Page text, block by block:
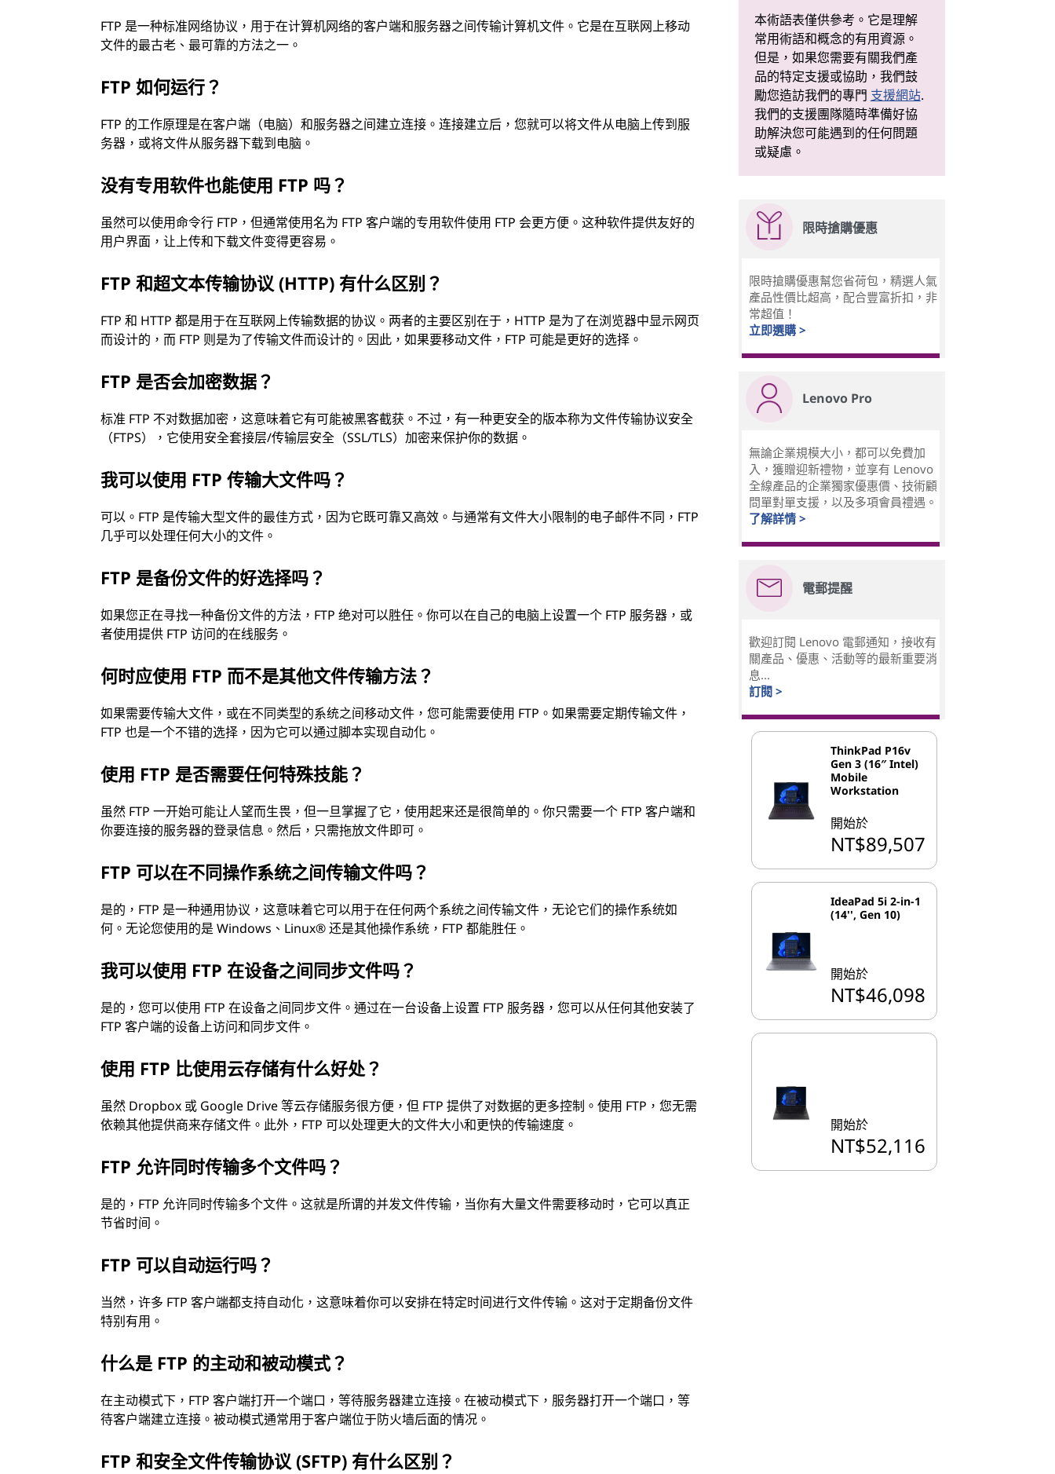
FTP 是一种标准网络协议，用于在计算机网络的客户端和服务器之间传输计算机文件。它是在互联网上移动
文件的最古老、最可靠的方法之一。
FTP 如何运行？
FTP 的工作原理是在客户端（电脑）和服务器之间建立连接。连接建立后，您就可以将文件从电脑上传到服
务器，或将文件从服务器下载到电脑。
没有专用软件也能使用 FTP 吗？
虽然可以使用命令行 FTP，但通常使用名为 FTP 客户端的专用软件使用 FTP 会更方便。这种软件提供友好的
用户界面，让上传和下载文件变得更容易。
FTP 和超文本传输协议 (HTTP) 有什么区别？
FTP 和 HTTP 都是用于在互联网上传输数据的协议。两者的主要区别在于，HTTP 是为了在浏览器中显示网页
而设计的，而 FTP 则是为了传输文件而设计的。因此，如果要移动文件，FTP 可能是更好的选择。
FTP 是否会加密数据？
标准 FTP 不对数据加密，这意味着它有可能被黑客截获。不过，有一种更安全的版本称为文件传输协议安全
（FTPS），它使用安全套接层/传输层安全（SSL/TLS）加密来保护你的数据。
我可以使用 FTP 传输大文件吗？
可以。FTP 是传输大型文件的最佳方式，因为它既可靠又高效。与通常有文件大小限制的电子邮件不同，FTP
几乎可以处理任何大小的文件。
FTP 是备份文件的好选择吗？
如果您正在寻找一种备份文件的方法，FTP 绝对可以胜任。你可以在自己的电脑上设置一个 FTP 服务器，或
者使用提供 FTP 访问的在线服务。
何时应使用 FTP 而不是其他文件传输方法？
如果需要传输大文件，或在不同类型的系统之间移动文件，您可能需要使用 FTP。如果需要定期传输文件，
FTP 也是一个不错的选择，因为它可以通过脚本实现自动化。
使用 FTP 是否需要任何特殊技能？
虽然 FTP 一开始可能让人望而生畏，但一旦掌握了它，使用起来还是很简单的。你只需要一个 FTP 客户端和
你要连接的服务器的登录信息。然后，只需拖放文件即可。
FTP 可以在不同操作系统之间传输文件吗？
是的，FTP 是一种通用协议，这意味着它可以用于在任何两个系统之间传输文件，无论它们的操作系统如
何。无论您使用的是 Windows、Linux® 还是其他操作系统，FTP 都能胜任。
我可以使用 FTP 在设备之间同步文件吗？
是的，您可以使用 FTP 在设备之间同步文件。通过在一台设备上设置 FTP 服务器，您可以从任何其他安装了
FTP 客户端的设备上访问和同步文件。
使用 FTP 比使用云存储有什么好处？
虽然 Dropbox 或 Google Drive 等云存储服务很方便，但 FTP 提供了对数据的更多控制。使用 FTP，您无需
依赖其他提供商来存储文件。此外，FTP 可以处理更大的文件大小和更快的传输速度。
FTP 允许同时传输多个文件吗？
是的，FTP 允许同时传输多个文件。这就是所谓的并发文件传输，当你有大量文件需要移动时，它可以真正
节省时间。
FTP 可以自动运行吗？
当然，许多 FTP 客户端都支持自动化，这意味着你可以安排在特定时间进行文件传输。这对于定期备份文件
特别有用。
什么是 FTP 的主动和被动模式？
在主动模式下，FTP 客户端打开一个端口，等待服务器建立连接。在被动模式下，服务器打开一个端口，等
待客户端建立连接。被动模式通常用于客户端位于防火墙后面的情况。
FTP 和安全文件传输协议 (SFTP) 有什么区别？
本術語表僅供參考。它是理解
常用術語和概念的有用資源。
但是，如果您需要有關我們產
品的特定支援或協助，我們鼓
勵您造訪我們的專門 支援網站.
我們的支援團隊隨時準備好協
助解決您可能遇到的任何問題
或疑慮。
限時搶購優惠
限時搶購優惠幫您省荷包，精選人氣
產品性價比超高，配合豐富折扣，非
常超值！
立即選購 >
Lenovo Pro
無論企業規模大小，都可以免費加
入，獲贈迎新禮物，並享有 Lenovo
全線產品的企業獨家優惠價、技術顧
問單對單支援，以及多項會員禮遇。
了解詳情 >
電郵提醒
歡迎訂閱 Lenovo 電郵通知，接收有
關產品、優惠、活動等的最新重要消
息...
訂閱 >
ThinkPad P16v
Gen 3 (16″ Intel)
Mobile
Workstation
開始於
NT$89,507
IdeaPad 5i 2-in-1
(14'', Gen 10)
開始於
NT$46,098
開始於
NT$52,116